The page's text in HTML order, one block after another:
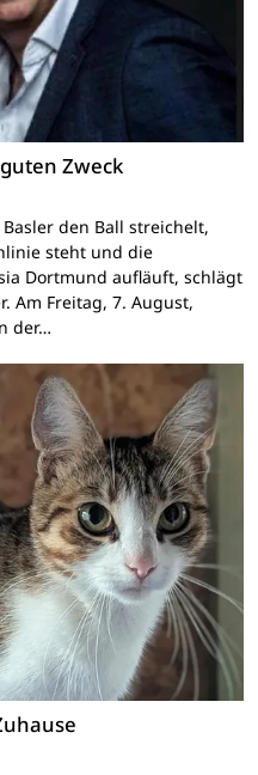
Zweck
den Ball streichelt,
steht und die
Dortmund aufläuft, schlägt
Am Freitag, 7. August,
der…